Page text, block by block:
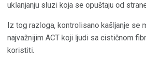
uklanjanju sluzi koja se opuštaju od
Iz tog razloga, kontrolisano kašljanje se
najvažnijim ACT koji ljudi sa cističnom
koristiti.